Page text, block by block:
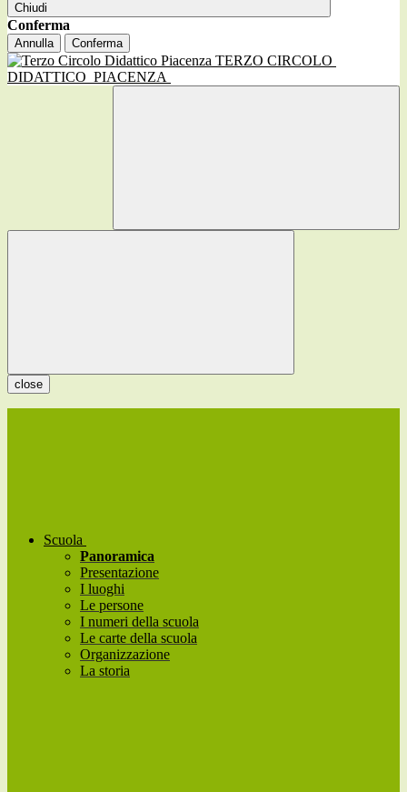
Chiudi
Conferma
Annulla Conferma
TERZO CIRCOLO
DIDATTICO PIACENZA
close
Scuola
Panoramica
Presentazione
I luoghi
Le persone
I numeri della scuola
Le carte della scuola
Organizzazione
La storia